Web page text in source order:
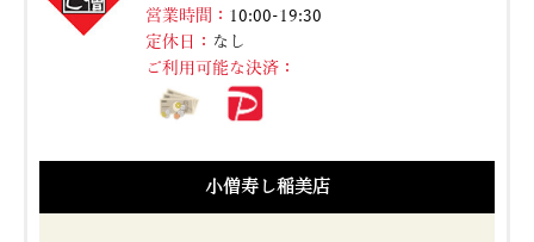
営業時間： 10:00-19:30
定休日： なし
ご利用可能な決済：
小僧寿し稲美店